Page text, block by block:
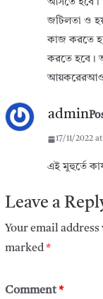
আসতে হবে।
জটিলতা ও
কাজ করতে
করতে হবে।
admin
17/11/2022
এই মুহুর্তে
Leave a
Your email
marked*
Comment*